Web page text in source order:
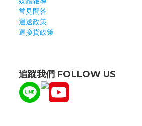
常見問答
運送政策
退換貨政策
追蹤我們 FOLLOW US